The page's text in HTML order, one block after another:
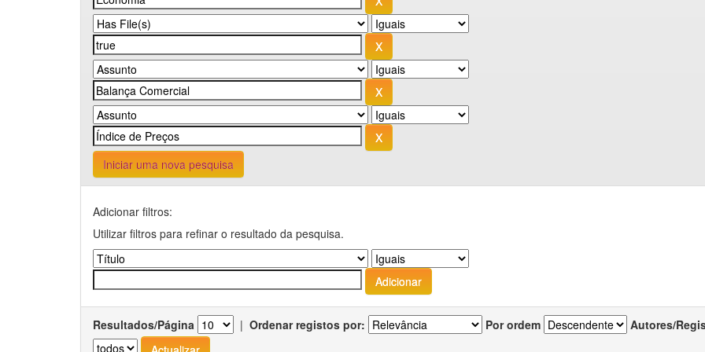
Iniciar uma nova pesquisa
Adicionar filtros:
Utilizar filtros para refinar o resultado da pesquisa.
Resultados/Página | Ordenar registos por: Por ordem Autores/